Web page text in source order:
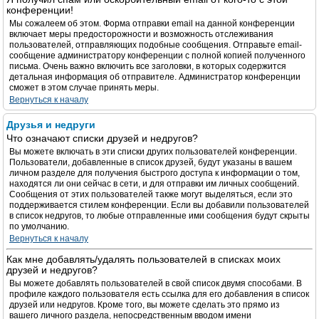
конференции!
Мы сожалеем об этом. Форма отправки email на данной конференции
включает меры предосторожности и возможность отслеживания
пользователей, отправляющих подобные сообщения. Отправьте email-
сообщение администратору конференции с полной копией полученного
письма. Очень важно включить все заголовки, в которых содержится
детальная информация об отправителе. Администратор конференции
сможет в этом случае принять меры.
Вернуться к началу
Друзья и недруги
Что означают списки друзей и недругов?
Вы можете включать в эти списки других пользователей конференции.
Пользователи, добавленные в список друзей, будут указаны в вашем
личном разделе для получения быстрого доступа к информации о том,
находятся ли они сейчас в сети, и для отправки им личных сообщений.
Сообщения от этих пользователей также могут выделяться, если это
поддерживается стилем конференции. Если вы добавили пользователей
в список недругов, то любые отправленные ими сообщения будут скрыты
по умолчанию.
Вернуться к началу
Как мне добавлять/удалять пользователей в списках моих
друзей и недругов?
Вы можете добавлять пользователей в свой список двумя способами. В
профиле каждого пользователя есть ссылка для его добавления в список
друзей или недругов. Кроме того, вы можете сделать это прямо из
вашего личного раздела, непосредственным вводом имени